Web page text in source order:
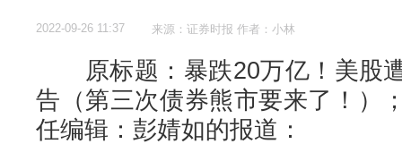
2022-09-26 11:37 来源：证券时报 作者：小林
原标题：暴跌20万亿！美股
告（第三次债券熊市要来了！）
任编辑：彭婧如的报道：